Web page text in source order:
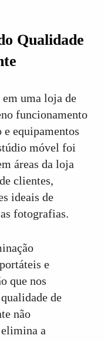
Qualidade
uma loja de
funcionamento
equipamentos
móvel foi
áreas da loja
clientes,
ideais de
fotografias.
e
que nos
de
não
a